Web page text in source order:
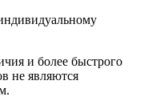
и более быстрого
не являются